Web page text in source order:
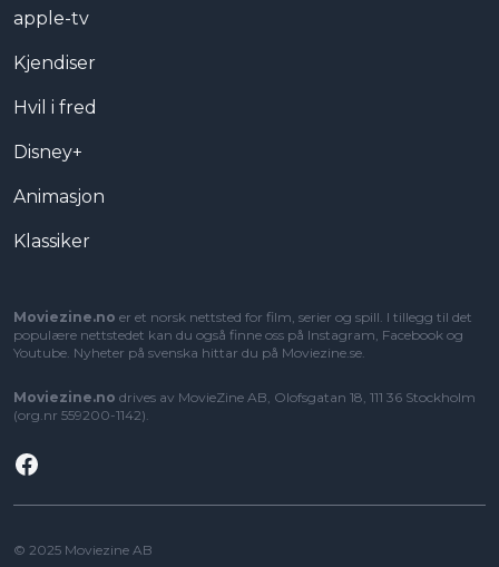
apple-tv
Kjendiser
Hvil i fred
Disney+
Animasjon
Klassiker
Moviezine.no er et norsk nettsted for film, serier og spill. I tillegg til det
populære nettstedet kan du også finne oss på Instagram, Facebook og
Youtube. Nyheter på svenska hittar du på Moviezine.se.
Moviezine.no drives av MovieZine AB, Olofsgatan 18, 111 36 Stockholm
(org.nr 559200-1142).
Facebook
© 2025 Moviezine AB